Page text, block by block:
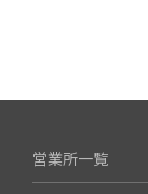
営業所一覧